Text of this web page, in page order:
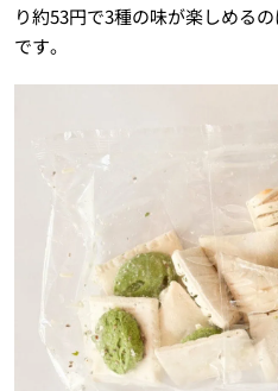
り約53円で3種の味が楽しめる
です。